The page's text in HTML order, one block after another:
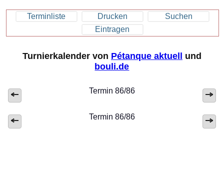
Terminliste Drucken
Suchen
Eintragen
Turnierkalender von Pétanque aktuell und
bouli.de
Termin 86/86
Termin 86/86